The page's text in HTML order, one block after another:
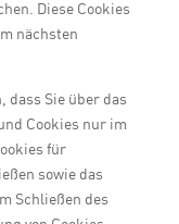
Diese Cookies
nächsten
dass Sie über das
Cookies nur im
für
sowie das
Schließen des